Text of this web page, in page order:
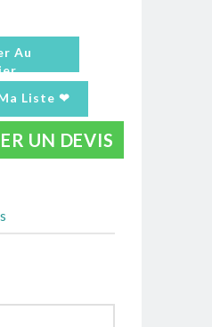
Au
Liste ❤
UN DEVIS